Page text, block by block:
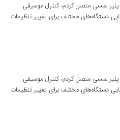
لمسی متصل کردم، کنترل موسیقی
دستگاه‌های مختلف برای تغییر تنظیمات
لمسی متصل کردم، کنترل موسیقی
دستگاه‌های مختلف برای تغییر تنظیمات